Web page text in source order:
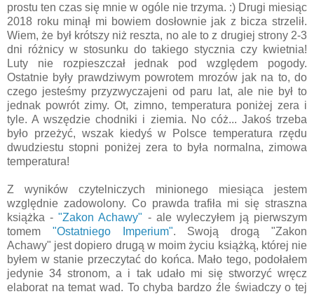
prostu ten czas się mnie w ogóle nie trzyma. :) Drugi miesiąc
2018 roku minął mi bowiem dosłownie jak z bicza strzelił.
Wiem, że był krótszy niż reszta, no ale to z drugiej strony 2-3
dni różnicy w stosunku do takiego stycznia czy kwietnia!
Luty nie rozpieszczał jednak pod względem pogody.
Ostatnie były prawdziwym powrotem mrozów jak na to, do
czego jesteśmy przyzwyczajeni od paru lat, ale nie był to
jednak powrót zimy. Ot, zimno, temperatura poniżej zera i
tyle. A wszędzie chodniki i ziemia. No cóż... Jakoś trzeba
było przeżyć, wszak kiedyś w Polsce temperatura rzędu
dwudziestu stopni poniżej zera to była normalna, zimowa
temperatura!
Z wyników czytelniczych minionego miesiąca jestem
względnie zadowolony. Co prawda trafiła mi się straszna
książka -"Zakon Achawy" - ale wyleczyłem ją pierwszym
tomem "Ostatniego Imperium". Swoją drogą "Zakon
Achawy" jest dopiero drugą w moim życiu książką, której nie
byłem w stanie przeczytać do końca. Mało tego, podołałem
jedynie 34 stronom, a i tak udało mi się stworzyć wręcz
elaborat na temat wad. To chyba bardzo źle świadczy o tej